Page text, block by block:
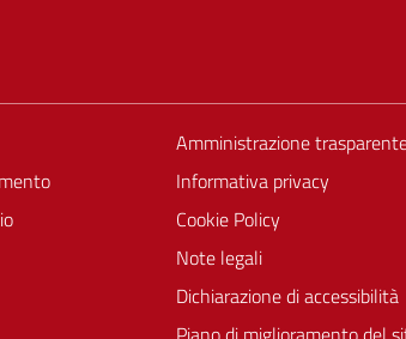
Amministrazione
Informativa privacy
Cookie Policy
Note legali
Dichiarazione di accessibilità